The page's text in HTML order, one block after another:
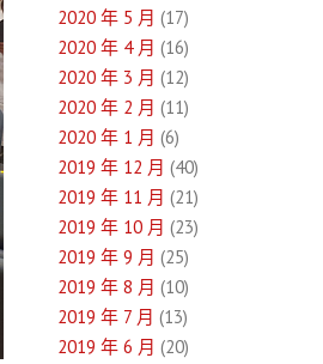
2020 年 5 月 (17)
2020 年 4 月 (16)
2020 年 3 月 (12)
2020 年 2 月 (11)
2020 年 1 月 (6)
2019 年 12 月 (40)
2019 年 11 月 (21)
2019 年 10 月 (23)
2019 年 9 月 (25)
2019 年 8 月 (10)
2019 年 7 月 (13)
2019 年 6 月 (20)